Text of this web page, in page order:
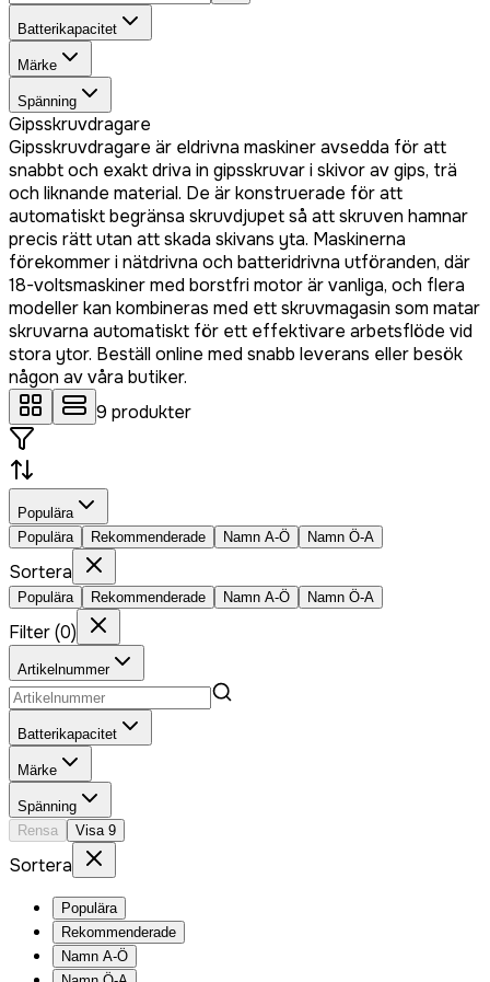
Batterikapacitet
Märke
Spänning
Gipsskruvdragare
Gipsskruvdragare är eldrivna maskiner avsedda för att
snabbt och exakt driva in gipsskruvar i skivor av gips, trä
och liknande material. De är konstruerade för att
automatiskt begränsa skruvdjupet så att skruven hamnar
precis rätt utan att skada skivans yta. Maskinerna
förekommer i nätdrivna och batteridrivna utföranden, där
18-voltsmaskiner med borstfri motor är vanliga, och flera
modeller kan kombineras med ett skruvmagasin som matar
skruvarna automatiskt för ett effektivare arbetsflöde vid
stora ytor. Beställ online med snabb leverans eller besök
någon av våra butiker.
9 produkter
Populära
Populära
Rekommenderade Namn A-Ö Namn Ö-A
Sortera
Populära Rekommenderade Namn A-Ö Namn Ö-A
Filter(0)
Artikelnummer
Batterikapacitet
Märke
Spänning
Rensa
Visa 9
Sortera
Populära
Rekommenderade
Namn A-Ö